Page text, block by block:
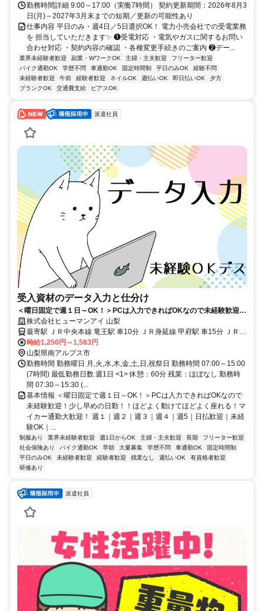
勤務時間詳細 9:00～17:00（実働7時間） 契約更新期間：2026年8月3
日(月)～2027年3月末までの短期／更新の可能性あり
仕事内容 平日のみ・週4日／5日選択OK！ 電力小売会社での受電業務
を 担当していただきます✨ ❶受電対応 ・電気やガスに関するお問い
合わせ対応 ・契約内容の確認 ・各種変更手続きのご案内 ❷デー...
業界未経験者歓迎 副業・WワークOK 主婦・主夫歓迎
フリーター歓迎
バイク通勤OK
学歴不問 車通勤OK 固定時間制 平日のみOK
経験不問
未経験者歓迎
午前 経験者歓迎 ネイルOK 週払いOK 即日払いOK
夕方
ブランクOK
交通費支給 ピアスOK
派遣社員
受入資材のデータ入力と仕分け
＜曜日固定で週１日～OK！＞PCは入力できればOKなので未経験歓迎！
少し早めの日勤！！ほどよく動けてほどよく座れる！マイカー通勤大歓
迎！
株式会社ヒューマンアイ 山梨
最寄駅 ＪＲ中央本線 竜王駅 車10分 ＪＲ身延線 甲府駅 車15分 ＪＲ中
央本線 韮崎駅 車15分 ＊車・バイク・自転車通勤大歓迎！ ＊駐車場完
備
時給1,250円～1,563円
山梨県南アルプス市
勤務時間 勤務曜日 月,火,水,木,金,土,日,祝祭日 勤務時間 07:00～15:00
(7時間) 最低勤務日数 週1日 <1> 休憩：60分 残業：ほぼなし 勤務時
間 07:30～15:30 (...
基本情報 ＜曜日固定で週１日～OK！＞PCは入力できればOKなので
未経験歓迎！少し早めの日勤！！ほどよく動けてほどよく座れる！マ
イカー通勤大歓迎！ 週１｜週２｜週３｜週４｜週5｜日払歓迎｜未経
験OK｜...
制服あり 業界未経験者歓迎 週1日からOK 主婦・主夫歓迎 長期
フリーター歓迎
社会保険あり
バイク通勤OK 早朝 大量募集 学歴不問 車通勤OK
固定時間制
平日のみOK
未経験者歓迎 経験者歓迎 残業なし 週払いOK
有資格者歓迎
研修あり
派遣社員